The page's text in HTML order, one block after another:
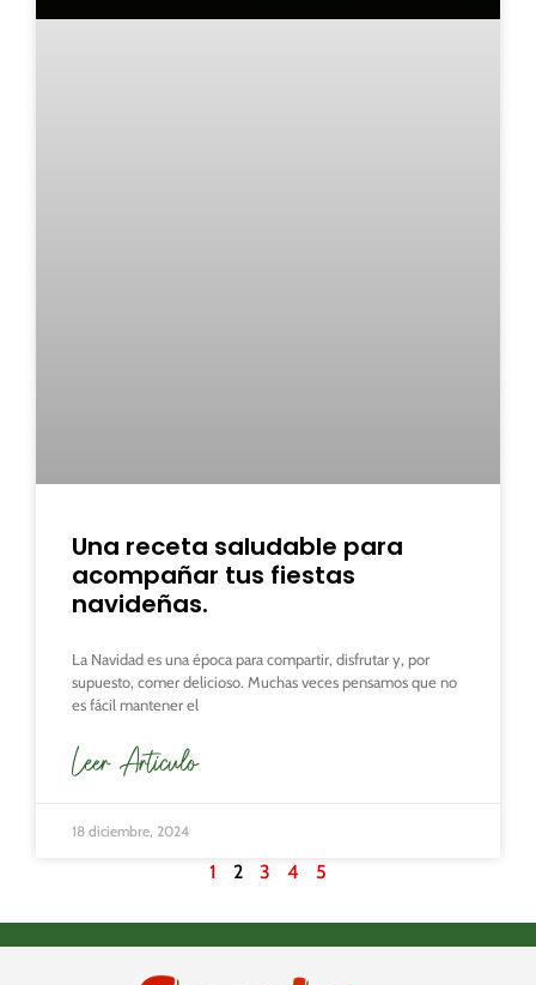
Una receta saludable para
acompañar tus fiestas
navideñas.
La Navidad es una época para compartir, disfrutar y, por
supuesto, comer delicioso. Muchas veces pensamos que no
es fácil mantener el
Leer Articulo
18 diciembre, 2024
1 2 3 4 5